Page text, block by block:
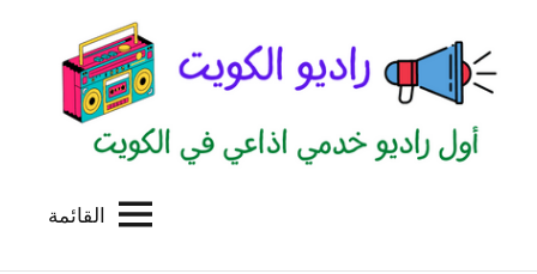
المحتوى
القائمة